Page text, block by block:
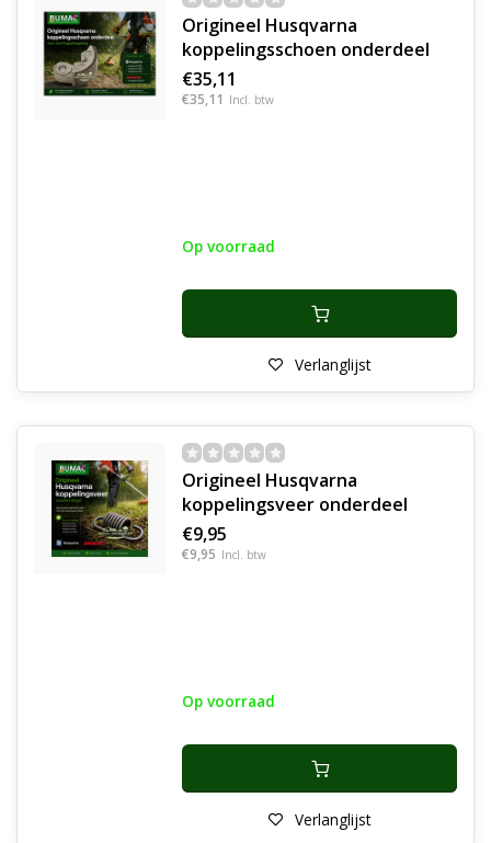
Origineel Husqvarna
koppelingsschoen onderdeel
€35,11
€35,11 Incl. btw
Op voorraad
Verlanglijst
Origineel Husqvarna
koppelingsveer onderdeel
€9,95
€9,95 Incl. btw
Op voorraad
Verlanglijst